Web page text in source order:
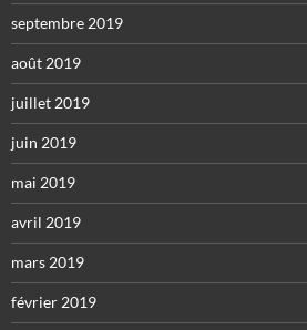
septembre 2019
août 2019
juillet 2019
juin 2019
mai 2019
avril 2019
mars 2019
février 2019